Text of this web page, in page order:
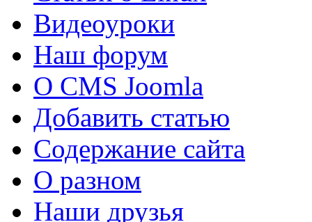
Видеоуроки
Наш форум
О CMS Joomla
Добавить статью
Содержание сайта
О разном
Наши друзья